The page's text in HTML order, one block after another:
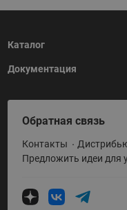
Каталог
Тепловая автоматика
Холодильная техника
Приводная техника
Промышленная
Теплообменное
Документация
HeatPlatform (Тепловая
Полезные программы и
Условия поставки
Обратная связь
Контакты
Предложить идеи для